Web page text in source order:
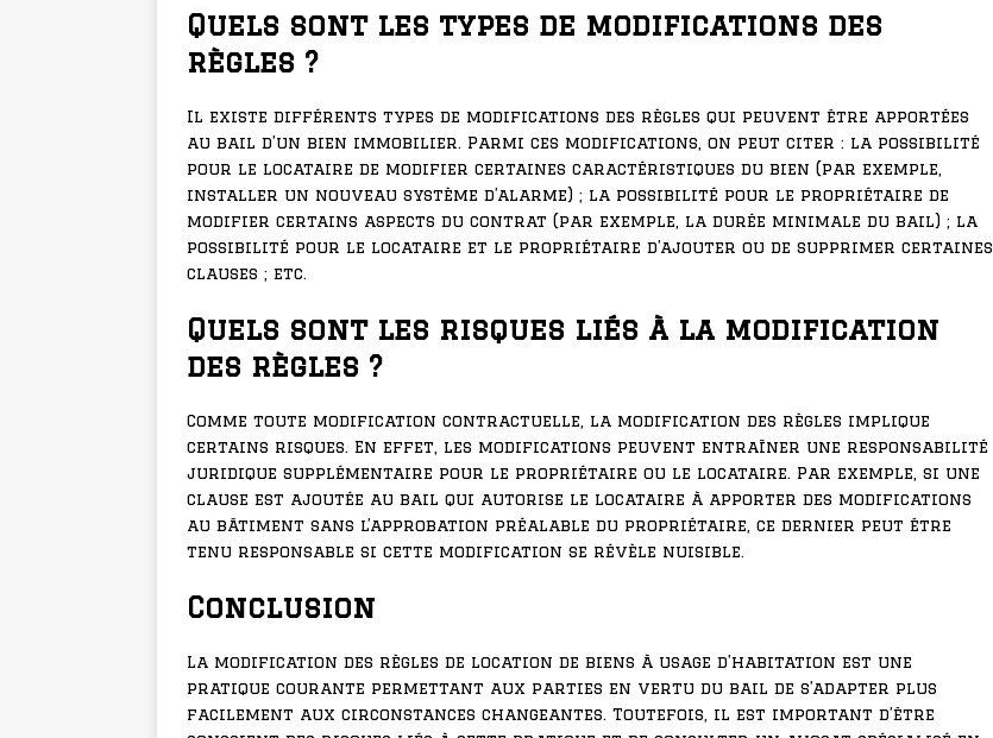
Quels sont les types de modifications des
règles ?
Il existe différents types de modifications des règles qui peuvent être apportées
au bail d’un bien immobilier. Parmi ces modifications, on peut citer : la possibilité
pour le locataire de modifier certaines caractéristiques du bien (par exemple,
installer un nouveau système d’alarme) ; la possibilité pour le propriétaire de
modifier certains aspects du contrat (par exemple, la durée minimale du bail) ; la
possibilité pour le locataire et le propriétaire d’ajouter ou de supprimer certaines
clauses ; etc.
Quels sont les risques liés à la modification
des règles ?
Comme toute modification contractuelle, la modification des règles implique
certains risques. En effet, les modifications peuvent entraîner une responsabilité
juridique supplémentaire pour le propriétaire ou le locataire. Par exemple, si une
clause est ajoutée au bail qui autorise le locataire à apporter des modifications
au bâtiment sans l’approbation préalable du propriétaire, ce dernier peut être
tenu responsable si cette modification se révèle nuisible.
Conclusion
La modification des règles de location de biens à usage d’habitation est une
pratique courante permettant aux parties en vertu du bail de s’adapter plus
facilement aux circonstances changeantes. Toutefois, il est important d’être